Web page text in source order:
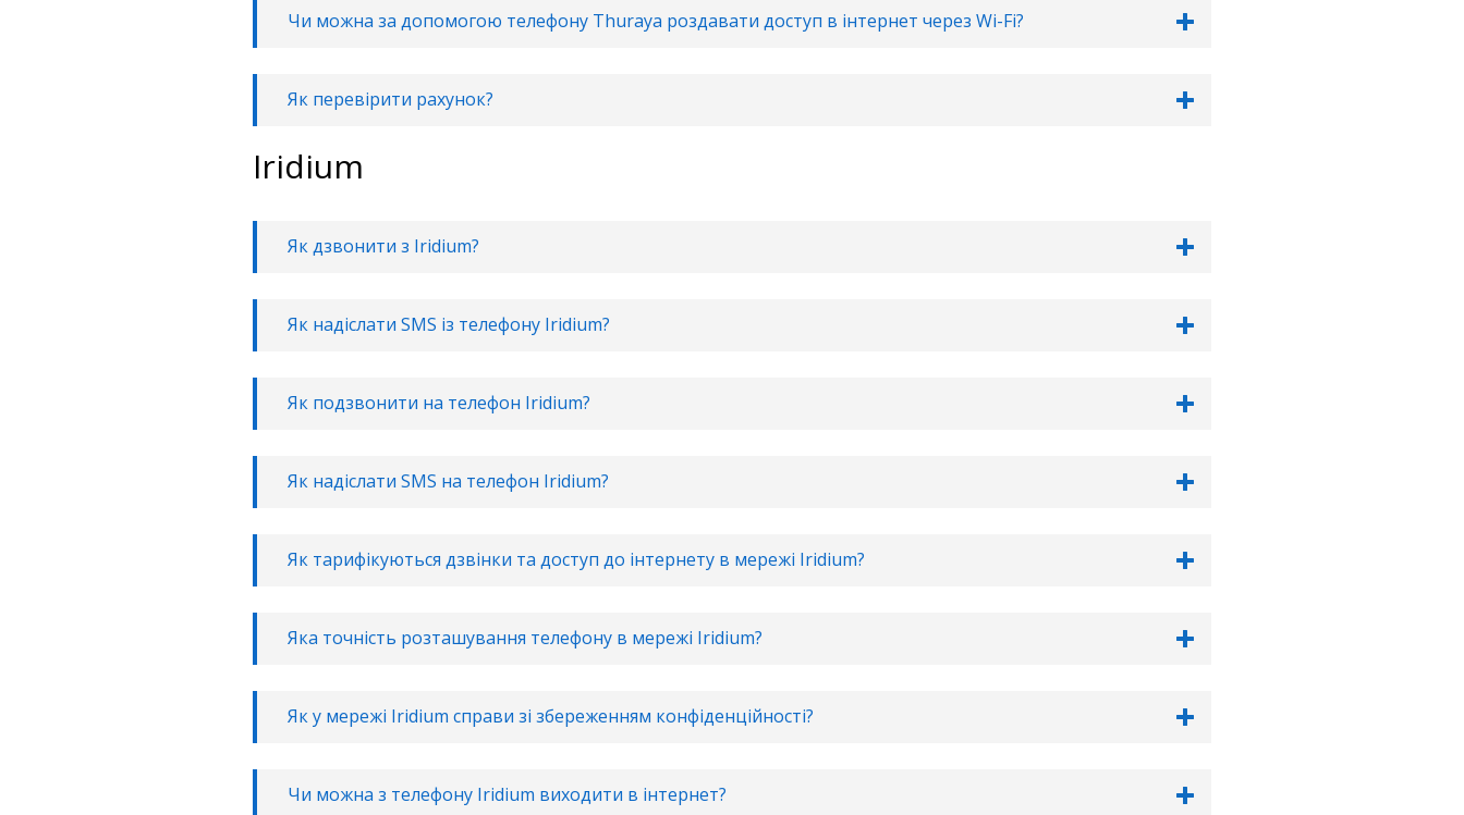
Чи можна за допомогою телефону Thuraya роздавати доступ в інтернет через Wi-Fi?
Як перевірити рахунок?
Iridium
Як дзвонити з Iridium?
Як надіслати SMS із телефону Iridium?
Як подзвонити на телефон Iridium?
Як надіслати SMS на телефон Iridium?
Як тарифікуються дзвінки та доступ до інтернету в мережі Iridium?
Яка точність розташування телефону в мережі Iridium?
Як у мережі Iridium справи зі збереженням конфіденційності?
Чи можна з телефону Iridium виходити в інтернет?